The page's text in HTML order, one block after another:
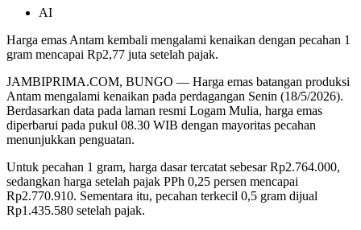
AI
Harga emas Antam kembali mengalami kenaikan dengan pecahan 1
gram mencapai Rp2,77 juta setelah pajak.
JAMBIPRIMA.COM, BUNGO — Harga emas batangan produksi
Antam mengalami kenaikan pada perdagangan Senin (18/5/2026).
Berdasarkan data pada laman resmi Logam Mulia, harga emas
diperbarui pada pukul 08.30 WIB dengan mayoritas pecahan
menunjukkan penguatan.
Untuk pecahan 1 gram, harga dasar tercatat sebesar Rp2.764.000,
sedangkan harga setelah pajak PPh 0,25 persen mencapai
Rp2.770.910. Sementara itu, pecahan terkecil 0,5 gram dijual
Rp1.435.580 setelah pajak.